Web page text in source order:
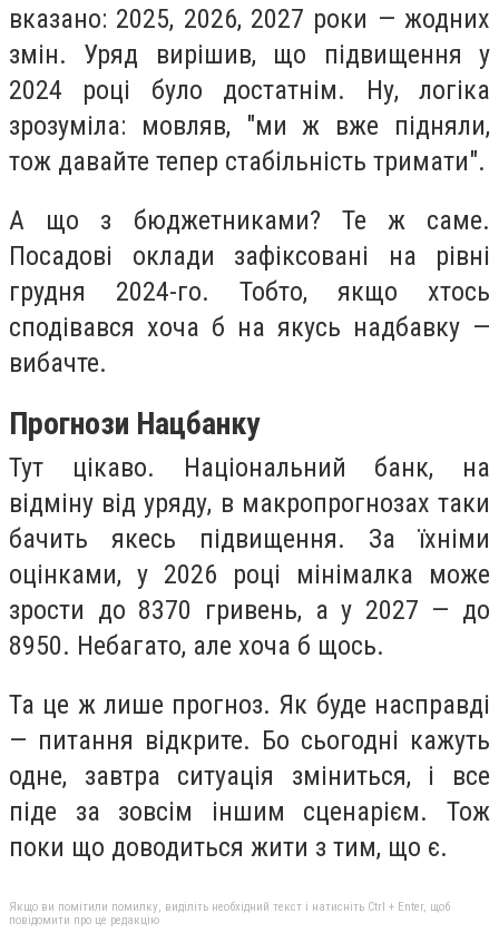
вказано: 2025, 2026, 2027 роки — жодних
змін. Уряд вирішив, що підвищення у
2024 році було достатнім. Ну, логіка
зрозуміла: мовляв, "ми ж вже підняли,
тож давайте тепер стабільність тримати".
А що з бюджетниками? Те ж саме.
Посадові оклади зафіксовані на рівні
грудня 2024-го. Тобто, якщо хтось
сподівався хоча б на якусь надбавку —
вибачте.
Прогнози Нацбанку
Тут цікаво. Національний банк, на
відміну від уряду, в макропрогнозах таки
бачить якесь підвищення. За їхніми
оцінками, у 2026 році мінімалка може
зрости до 8370 гривень, а у 2027 — до
8950. Небагато, але хоча б щось.
Та це ж лише прогноз. Як буде насправді
— питання відкрите. Бо сьогодні кажуть
одне, завтра ситуація зміниться, і все
піде за зовсім іншим сценарієм. Тож
поки що доводиться жити з тим, що є.
Якщо ви помітили помилку, виділіть необхідний текст і натисніть Ctrl + Enter, щоб
повідомити про це редакцію